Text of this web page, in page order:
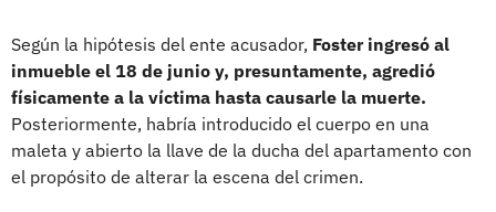
Según la hipótesis del ente acusador, Foster ingresó al
inmueble el 18 de junio y, presuntamente, agredió
físicamente a la víctima hasta causarle la muerte.
Posteriormente, habría introducido el cuerpo en una
maleta y abierto la llave de la ducha del apartamento con
el propósito de alterar la escena del crimen.